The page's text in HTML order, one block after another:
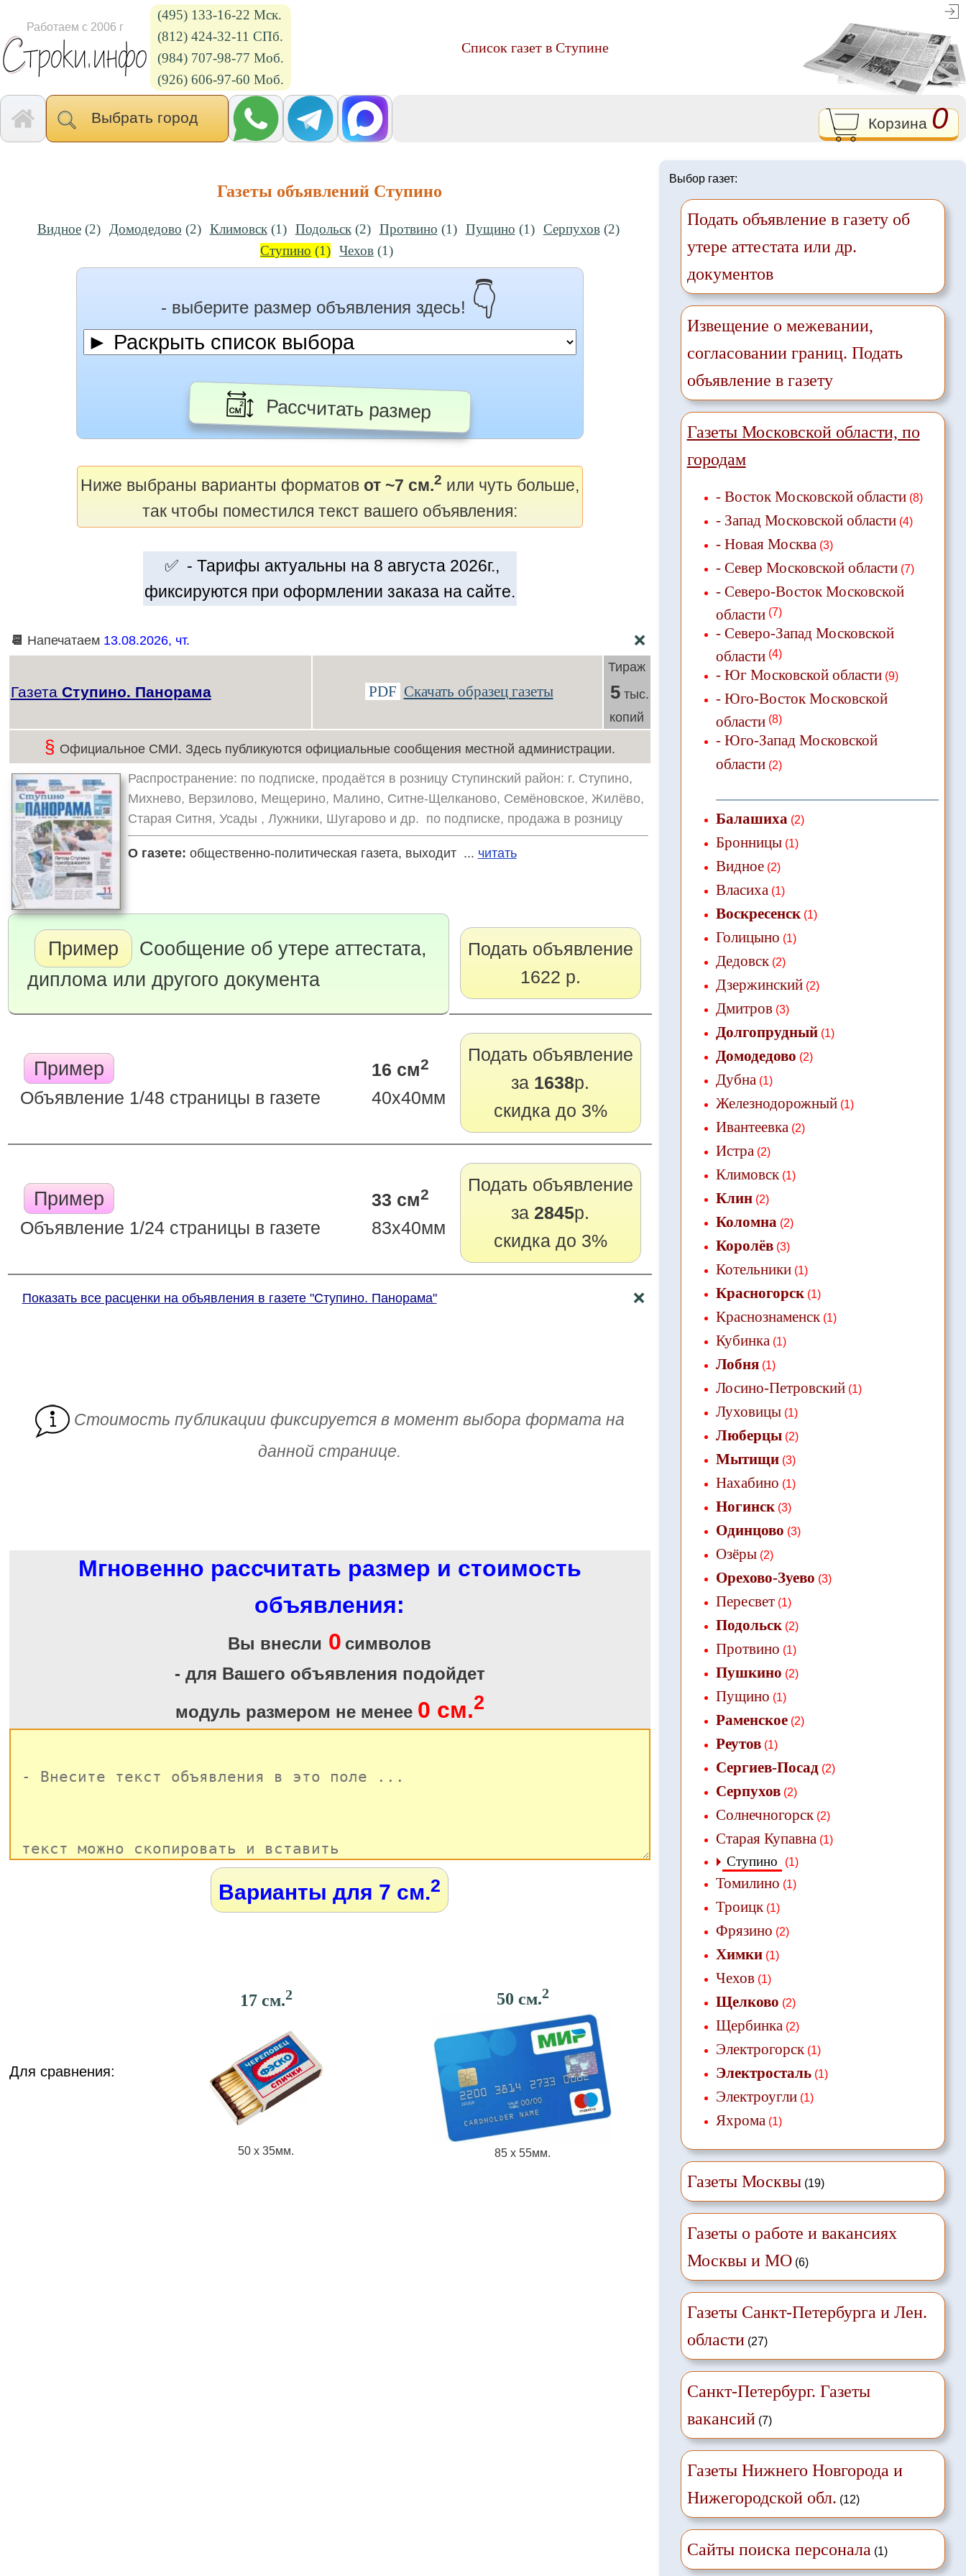
Работаем с 2006 г
(495) 133-16-22 Мск.
(812) 424-32-11 СПб.
(984) 707-98-77 Моб.
(926) 606-97-60 Моб.
Список газет в Ступине
Выбрать город Корзина 0
Газеты объявлений Ступино
Видное(2) Домодедово (2) Климовск(1) Подольск(2) Протвино (1) Пущино (1) Серпухов(2)
Ступино (1) Чехов (1)
- выберите размер объявления здесь! 👇
Рассчитать размер
Ниже выбраны варианты форматов от ~7 см.2 или чуть больше,
так чтобы поместился текст вашего объявления:
✅ - Тарифы актуальны на 8 августа 2026г.,
фиксируются при оформлении заказа на сайте.
📆 Напечатаем 13.08.2026, чт. ❌
Газета Ступино. Панорама PDF Скачать образец газеты
Тираж
5тыс.
копий
§ Официальное СМИ. Здесь публикуются официальные сообщения местной администрации.
Распространение: по подписке, продаётся в розницу Ступинский район: г. Ступино,
Михнево, Верзилово, Мещерино, Малино, Ситне-Щелканово, Семёновское, Жилёво,
Старая Ситня, Усады , Лужники, Шугарово и др. по подписке, продажа в розницу
О газете: общественно-политическая газета, выходит ... читать
Пример
Сообщение об утере аттестата,
диплома или другого документа
Подать объявление
1622 р.
Пример
Объявление 1/48 страницы в газете
16 см2
40х40мм
Подать объявление
за 1638р.
скидка до 3%
Пример
Объявление 1/24 страницы в газете
33 см2
83х40мм
Подать объявление
за2845р.
скидка до 3%
Показать все расценки на объявления в газете "Ступино. Панорама" ❌
Cтоимость публикации фиксируется в момент выбора формата на
данной странице.
Мгновенно рассчитать размер и стоимость
объявления:
Вы внесли 0 символов
- для Вашего объявления подойдет
модуль размером не менее 0 см.2
Варианты для 7 см.2
Для сравнения:
17 см.2
50 х 35мм.
50 см.2
85 х 55мм.
Выбор газет:
Подать объявление в газету об
утере аттестата или др.
документов
Извещение о межевании,
согласовании границ. Подать
объявление в газету
Газеты Московской области, по
городам
- Восток Московской области(8)
- Запад Московской области(4)
- Новая Москва(3)
- Север Московской области(7)
- Северо-Восток Московской
области(7)
- Северо-Запад Московской
области(4)
- Юг Московской области(9)
- Юго-Восток Московской
области(8)
- Юго-Запад Московской
области(2)
Балашиха(2)
Бронницы(1)
Видное(2)
Власиха(1)
Воскресенск(1)
Голицыно (1)
Дедовск(2)
Дзержинский(2)
Дмитров(3)
Долгопрудный(1)
Домодедово (2)
Дубна(1)
Железнодорожный(1)
Ивантеевка(2)
Истра(2)
Климовск(1)
Клин(2)
Коломна(2)
Королёв(3)
Котельники(1)
Красногорск(1)
Краснознаменск(1)
Кубинка(1)
Лобня(1)
Лосино-Петровский(1)
Луховицы(1)
Люберцы(2)
Мытищи(3)
Нахабино (1)
Ногинск(3)
Одинцово (3)
Озёры(2)
Орехово-Зуево (3)
Пересвет(1)
Подольск(2)
Протвино (1)
Пушкино (2)
Пущино (1)
Раменское(2)
Реутов(1)
Сергиев-Посад(2)
Серпухов(2)
Солнечногорск(2)
Старая Купавна(1)
Ступино (1)
Томилино (1)
Троицк(1)
Фрязино (2)
Химки(1)
Чехов(1)
Щелково (2)
Щербинка(2)
Электрогорск(1)
Электросталь(1)
Электроугли(1)
Яхрома(1)
Газеты Москвы(19)
Газеты о работе и вакансиях
Москвы и МО(6)
Газеты Санкт-Петербурга и Лен.
области(27)
Санкт-Петербург. Газеты
вакансий(7)
Газеты Нижнего Новгорода и
Нижегородской обл. (12)
Сайты поиска персонала(1)